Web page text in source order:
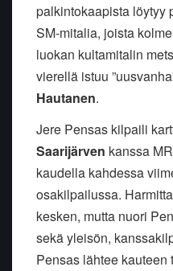
palkintokaapista löytyy
SM-mitalia, joista
luokan kultamitalin
vierellä istuu
Hautanen.
Jere Pensas kilpaili
Saarijärven kanssa
kaudella kahdessa
osakilpailussa.
kesken, mutta nuori
sekä yleisön,
Pensas lähtee